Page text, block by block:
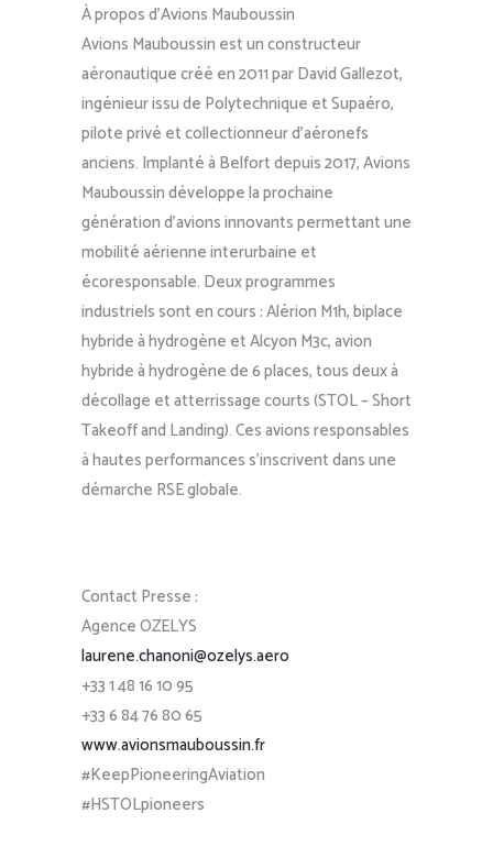
À propos d’Avions Mauboussin
Avions Mauboussin est un constructeur
aéronautique créé en 2011 par David Gallezot,
ingénieur issu de Polytechnique et Supaéro,
pilote privé et collectionneur d’aéronefs
anciens. Implanté à Belfort depuis 2017, Avions
Mauboussin développe la prochaine
génération d’avions innovants permettant une
mobilité aérienne interurbaine et
écoresponsable. Deux programmes
industriels sont en cours : Alérion M1h, biplace
hybride à hydrogène et Alcyon M3c, avion
hybride à hydrogène de 6 places, tous deux à
décollage et atterrissage courts (STOL – Short
Takeoff and Landing). Ces avions responsables
à hautes performances s’inscrivent dans une
démarche RSE globale.
Contact Presse :
Agence OZELYS
laurene.chanoni@ozelys.aero
+33 1 48 16 10 95
+33 6 84 76 80 65
www.avionsmauboussin.fr
#KeepPioneeringAviation
#HSTOLpioneers